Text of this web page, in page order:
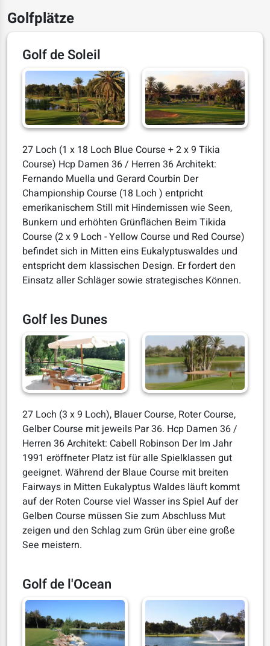
Golfplätze
Golf de Soleil
27 Loch (1 x 18 Loch Blue Course + 2 x 9 Tikia
Course) Hcp Damen 36 / Herren 36 Architekt:
Fernando Muella und Gerard Courbin Der
Championship Course (18 Loch ) entpricht
emerikanischem Still mit Hindernissen wie Seen,
Bunkern und erhöhten Grünflächen Beim Tikida
Course (2 x 9 Loch - Yellow Course und Red Course)
befindet sich in Mitten eins Eukalyptuswaldes und
entspricht dem klassischen Design. Er fordert den
Einsatz aller Schläger sowie strategisches Können.
Golf les Dunes
27 Loch (3 x 9 Loch), Blauer Course, Roter Course,
Gelber Course mit jeweils Par 36. Hcp Damen 36 /
Herren 36 Architekt: Cabell Robinson Der Im Jahr
1991 eröffneter Platz ist für alle Spielklassen gut
geeignet. Während der Blaue Course mit breiten
Fairways in Mitten Eukalyptus Waldes läuft kommt
auf der Roten Course viel Wasser ins Spiel Auf der
Gelben Course müssen Sie zum Abschluss Mut
zeigen und den Schlag zum Grün über eine große
See meistern.
Golf de l'Ocean